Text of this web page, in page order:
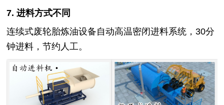
7. 进料方式不同
连续式废轮胎炼油设备自动高温密闭进料系统，30分
钟进料，节约人工。